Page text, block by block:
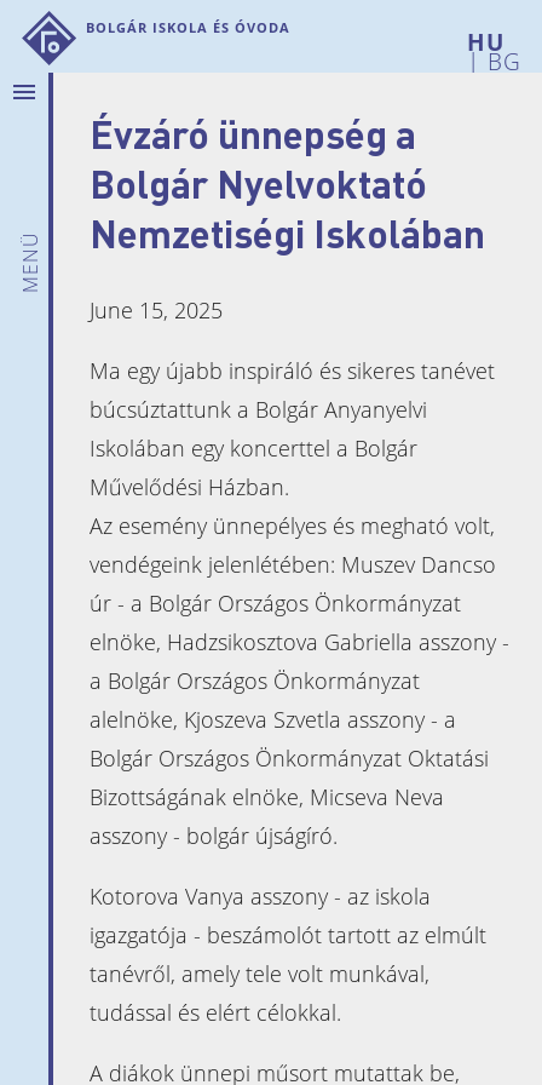
Bolgár Iskola és Óvoda
|BG
menu
menü
Évzáró ünnepség a
Bolgár Nyelvoktató
Nemzetiségi Iskolában
June 15, 2025
Ma egy újabb inspiráló és sikeres tanévet
búcsúztattunk a Bolgár Anyanyelvi
Iskolában egy koncerttel a Bolgár
Művelődési Házban.
Az esemény ünnepélyes és megható volt,
vendégeink jelenlétében: Muszev Dancso
úr - a Bolgár Országos Önkormányzat
elnöke, Hadzsikosztova Gabriella asszony -
a Bolgár Országos Önkormányzat
alelnöke, Kjoszeva Szvetla asszony - a
Bolgár Országos Önkormányzat Oktatási
Bizottságának elnöke, Micseva Neva
asszony - bolgár újságíró.
Kotorova Vanya asszony - az iskola
igazgatója - beszámolót tartott az elmúlt
tanévről, amely tele volt munkával,
tudással és elért célokkal.
A diákok ünnepi műsort mutattak be,
Rólunk
Hírek
Bemutatkozunk
Intézményi
Iskolánk
története
Telephelyeink
Pedagógusaink
Szülői
munkaközösség
Dokumentumok
Naptár
Heti órarend
Kapcsolat
Óvoda
Bemutatkozás
Beiratkozás
Pedagógusaink
Információk
Beiratkozás az
iskolába
Érettségi
vizsga